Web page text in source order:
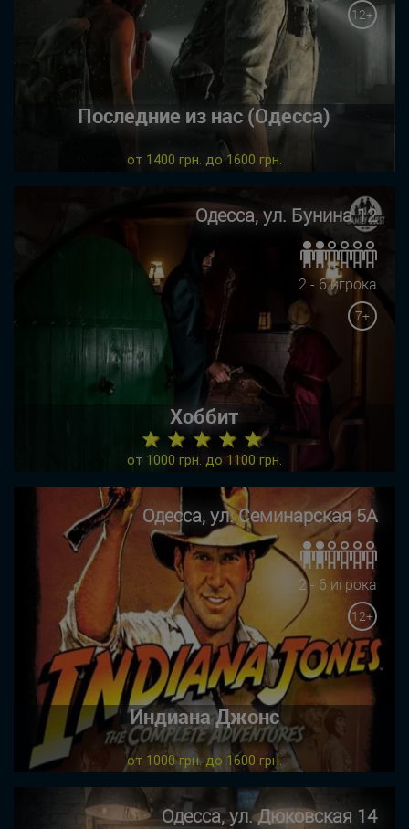
12+
Последние из нас (Одесса)
от 1400 грн. до 1600 грн.
Одесса, ул. Бунина 12
2 - 6 игрока
7+
Хоббит
★ ★ ★ ★ ★
от 1000 грн. до 1100 грн.
Одесса, ул. Семинарская 5А
2 - 6 игрока
12+
Индиана Джонс
от 1000 грн. до 1600 грн.
Одесса, ул. Дюковская 14